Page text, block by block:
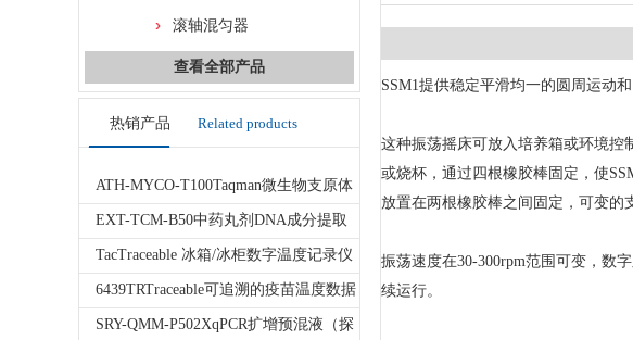
滚轴混匀器
查看全部产品
热销产品 Related products
ATH-MYCO-T100Taqman微生物支原体
荧光定量PCR检测试剂盒
EXT-TCM-B50中药丸剂DNA成分提取
试剂盒
TacTraceable 冰箱/冰柜数字温度记录仪
6439TRTraceable可追溯的疫苗温度数据
记录仪
SRY-QMM-P502XqPCR扩增预混液（探
SSM1提供稳定平滑均一的圆周运动
这种振荡摇床可放入培养箱或环境控
或烧杯，通过四根橡胶棒固定，使
放置在两根橡胶棒之间固定，可变的
振荡速度在30-300rpm范围可变，数
续运行。